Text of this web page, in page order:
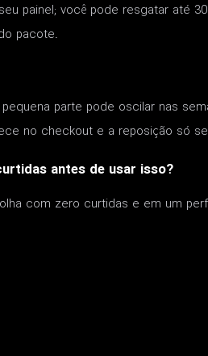
painel; você pode resgatar até
pacote.
parte pode oscilar nas
no checkout e a reposição só
antes de usar isso?
com zero curtidas e em um